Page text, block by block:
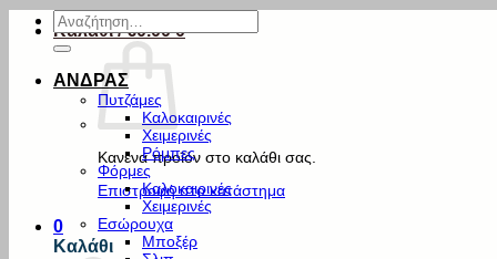
Καλάθι /€0.00 0
Κανένα προϊόν στο καλάθι σας.
Επιστροφή στο κατάστημα
0
Καλάθι
Αναζήτηση
για:
ΑΝΔΡΑΣ
Πυτζάμες
Καλοκαιρινές
Χειμερινές
Ρόμπες
Φόρμες
Καλοκαιρινές
Χειμερινές
Εσώρουχα
Μποξέρ